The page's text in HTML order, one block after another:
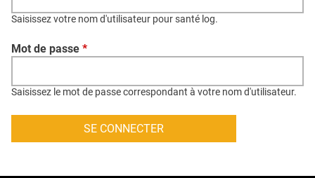
CONTACT
CRÉDITS
Saisissez votre nom d'utilisateur pour santé log.
Mot de passe *
Saisissez le mot de passe correspondant à votre nom d'utilisateur.